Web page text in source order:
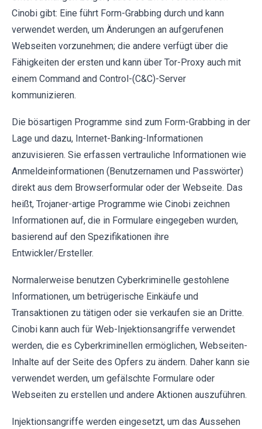
Cinobi gibt: Eine führt Form-Grabbing durch und kann
verwendet werden, um Änderungen an aufgerufenen
Webseiten vorzunehmen; die andere verfügt über die
Fähigkeiten der ersten und kann über Tor-Proxy auch mit
einem Command and Control-(C&C)-Server
kommunizieren.
Die bösartigen Programme sind zum Form-Grabbing in der
Lage und dazu, Internet-Banking-Informationen
anzuvisieren. Sie erfassen vertrauliche Informationen wie
Anmeldeinformationen (Benutzernamen und Passwörter)
direkt aus dem Browserformular oder der Webseite. Das
heißt, Trojaner-artige Programme wie Cinobi zeichnen
Informationen auf, die in Formulare eingegeben wurden,
basierend auf den Spezifikationen ihre
Entwickler/Ersteller.
Normalerweise benutzen Cyberkriminelle gestohlene
Informationen, um betrügerische Einkäufe und
Transaktionen zu tätigen oder sie verkaufen sie an Dritte.
Cinobi kann auch für Web-Injektionsangriffe verwendet
werden, die es Cyberkriminellen ermöglichen, Webseiten-
Inhalte auf der Seite des Opfers zu ändern. Daher kann sie
verwendet werden, um gefälschte Formulare oder
Webseiten zu erstellen und andere Aktionen auszuführen.
Injektionsangriffe werden eingesetzt, um das Aussehen